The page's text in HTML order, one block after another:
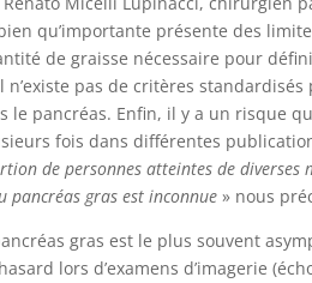
qu’importante présente des
de graisse nécessaire pour
pas de critères standardisés
pancréas. Enfin, il y a un risque
fois dans différentes
de personnes atteintes de diverses
gras est inconnue » nous
gras est le plus souvent
lors d’examens d’imagerie